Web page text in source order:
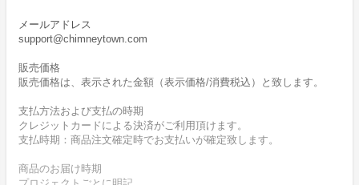
メールアドレス
support@chimneytown.com
販売価格
販売価格は、表示された金額（表示価格/消費税込）と致します。
支払方法および支払の時期
クレジットカードによる決済がご利用頂けます。
支払時期：商品注文確定時でお支払いが確定致します。
商品のお届け時期